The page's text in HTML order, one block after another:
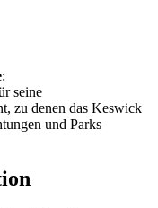
:
seine
zu denen das Keswick
und Parks